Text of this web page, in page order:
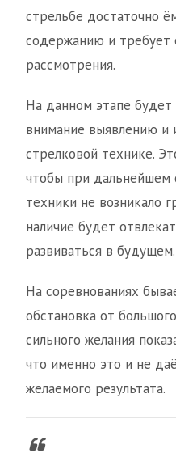
стрельбе достаточно
содержанию и требует
рассмотрения.
На данном этапе
внимание выявлению и
стрелковой технике.
чтобы при дальнейшем
техники не возникало
наличие будет
развиваться в будущем.
На соревнованиях
обстановка от
сильного желания
что именно это и не
желаемого результата.